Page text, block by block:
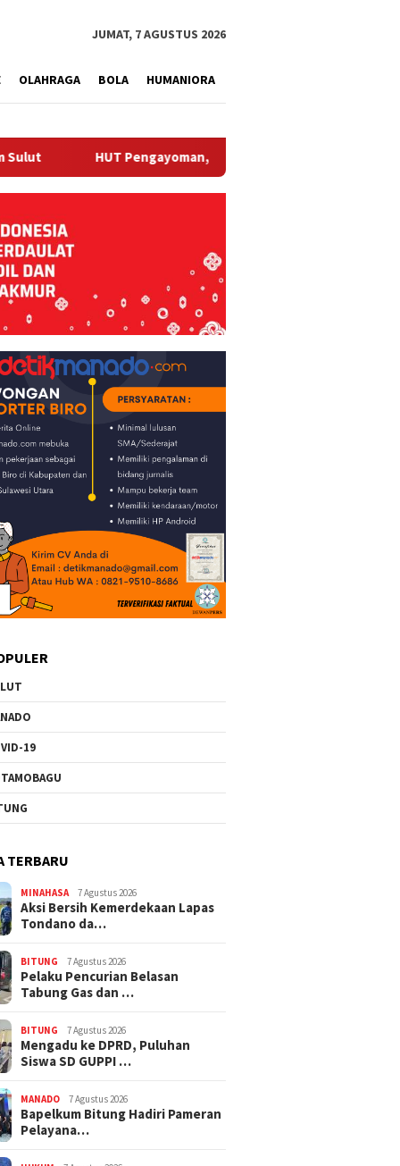
JUMAT, 7 AGUSTUS 2026
OLAHRAGA BOLA HUMANIORA
Pengayoman, Kanwil Kemenkum Sulut Gelar Pameran
19
TERBARU
MINAHASA 7 Agustus 2026
Aksi Bersih Kemerdekaan Lapas
Tondano da…
BITUNG 7 Agustus 2026
Pelaku Pencurian Belasan
Tabung Gas dan …
BITUNG 7 Agustus 2026
Mengadu ke DPRD, Puluhan
Siswa SD GUPPI …
MANADO 7 Agustus 2026
‎Bapelkum Bitung Hadiri Pameran
Pelayana…